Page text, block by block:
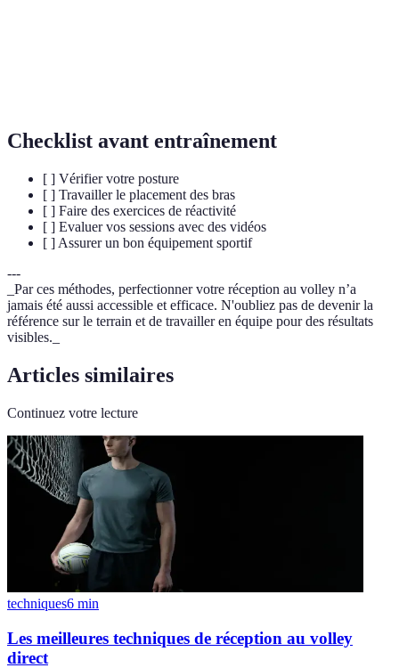
Checklist avant entraînement
[ ] Vérifier votre posture
[ ] Travailler le placement des bras
[ ] Faire des exercices de réactivité
[ ] Evaluer vos sessions avec des vidéos
[ ] Assurer un bon équipement sportif
---
_Par ces méthodes, perfectionner votre réception au volley n’a
jamais été aussi accessible et efficace. N'oubliez pas de devenir la
référence sur le terrain et de travailler en équipe pour des résultats
visibles._
Articles similaires
Continuez votre lecture
techniques6 min
Les meilleures techniques de réception au volley
direct